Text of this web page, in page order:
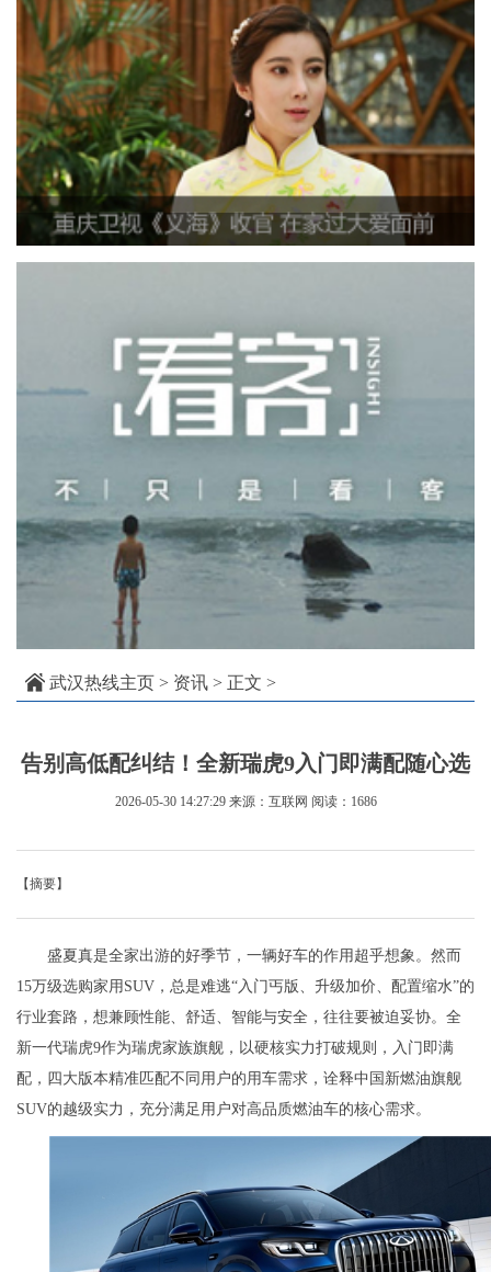
武汉热线主页 > 资讯 > 正文 >
告别高低配纠结！全新瑞虎9入门即满配随心选
2026-05-30 14:27:29 来源：互联网 阅读：1686
【摘要】
盛夏真是全家出游的好季节，一辆好车的作用超乎想象。然而
15万级选购家用SUV，总是难逃“入门丐版、升级加价、配置缩水”的
行业套路，想兼顾性能、舒适、智能与安全，往往要被迫妥协。全
新一代瑞虎9作为瑞虎家族旗舰，以硬核实力打破规则，入门即满
配，四大版本精准匹配不同用户的用车需求，诠释中国新燃油旗舰
SUV的越级实力，充分满足用户对高品质燃油车的核心需求。